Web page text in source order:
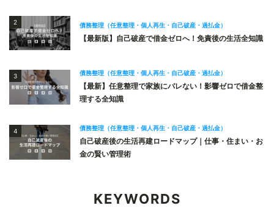
2 債務整理（任意整理・個人再生・自己破産・過払金）
【最新版】自己破産で借金ゼロへ！免責後の生活全知識
3 債務整理（任意整理・個人再生・自己破産・過払金）
【最新】任意整理で家族にバレない！影響ゼロで借金整
理する全知識
4 債務整理（任意整理・個人再生・自己破産・過払金）
自己破産後の生活再建ロードマップ｜仕事・住まい・お
金の賢い管理術
KEYWORDS